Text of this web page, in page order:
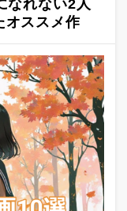
なれない2人
オススメ作